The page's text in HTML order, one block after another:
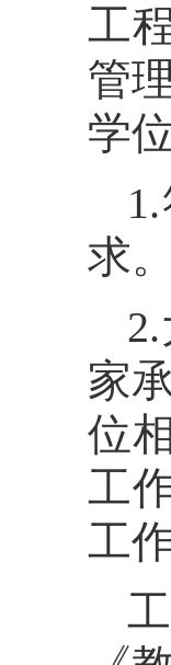
工
管
学
求。
家
位
工
工